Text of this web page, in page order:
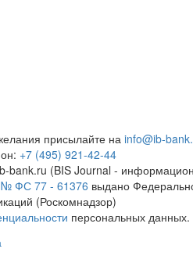
присылайте наinfo@ib-
+7 (495) 921-42-44
bank.ru (BIS Journal -
№ ФС 77 - 61376 выдано
(Роскомнадзор)
персональных данных.